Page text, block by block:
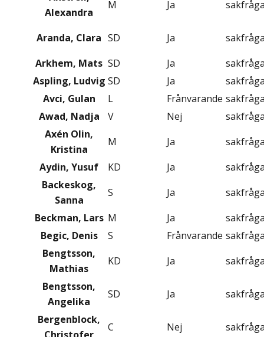
Alexandra
M Ja
Aranda, Clara SD Ja
Arkhem, Mats SD Ja
Aspling, Ludvig SD Ja
Avci, Gulan
L Frånvarande
Awad, Nadja
V Nej
Axén Olin,
Kristina
M Ja
Aydin, Yusuf
KD Ja
Backeskog,
Sanna
S Ja
Beckman, Lars M Ja
Begic, Denis
S Frånvarande
Bengtsson,
Mathias
KD Ja
Bengtsson,
Angelika
SD Ja
Bergenblock,
C Nej